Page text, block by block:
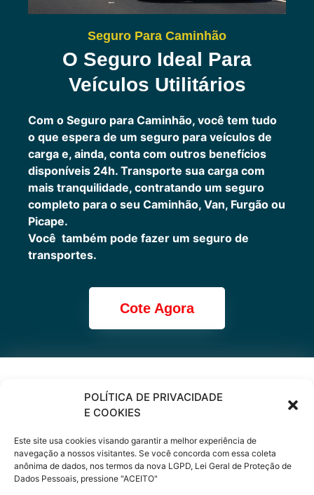
POLÍTICA DE PRIVACIDADE
E COOKIES
Este site usa cookies visando garantir a melhor experiência de
navegação a nossos visitantes. Se você concorda com essa coleta
anônima de dados, nos termos da nova LGPD, Lei Geral de Proteção de
Dados Pessoais, pressione "ACEITO"
Seguro Para Caminhão
O Seguro Ideal Para
Veículos Utilitários
Com o Seguro para Caminhão, você tem tudo
o que espera de um seguro para veículos de
carga e, ainda, conta com outros benefícios
disponíveis 24h. Transporte sua carga com
mais tranquilidade, contratando um seguro
completo para o seu Caminhão, Van, Furgão ou
Picape.
Você também pode fazer um seguro de
transportes.
Cote Agora
Cote online ou
peça via
WhatsApp